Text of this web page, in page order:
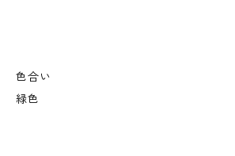
色合い
緑色